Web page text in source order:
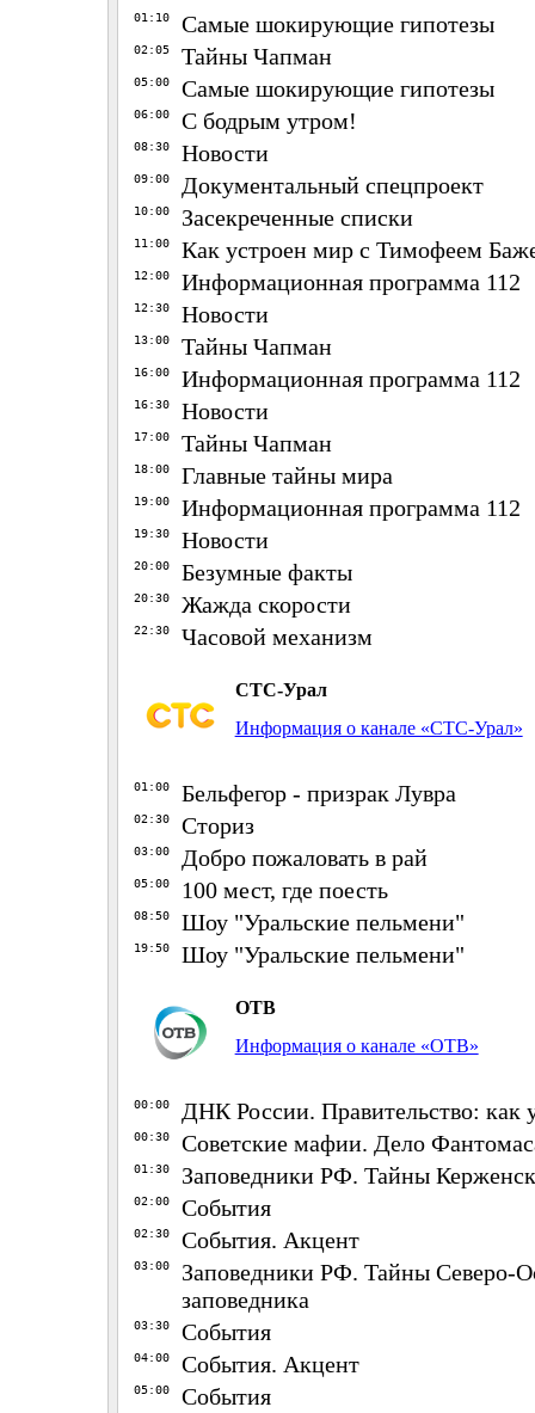
01:10 Самые шокирующие гипотезы
02:05 Тайны Чапман
05:00 Самые шокирующие гипотезы
06:00 С бодрым утром!
08:30 Новости
09:00 Документальный спецпроект
10:00 Засекреченные списки
11:00 Как устроен мир с Тимофеем
12:00 Информационная программа 112
12:30 Новости
13:00 Тайны Чапман
16:00 Информационная программа 112
16:30 Новости
17:00 Тайны Чапман
18:00 Главные тайны мира
19:00 Информационная программа 112
19:30 Новости
20:00 Безумные факты
20:30 Жажда скорости
22:30 Часовой механизм
СТС-Урал
Информация о канале «СТС-Урал»
01:00 Бельфегор - призрак Лувра
02:30 Сториз
03:00 Добро пожаловать в рай
05:00 100 мест, где поесть
08:50 Шоу "Уральские пельмени"
19:50 Шоу "Уральские пельмени"
ОТВ
Информация о канале «ОТВ»
00:00 ДНК России. Правительство: как
00:30 Советские мафии. Дело
01:30 Заповедники РФ. Тайны
02:00 События
02:30 События. Акцент
03:00
Заповедники РФ. Тайны Северо-
заповедника
03:30 События
04:00 События. Акцент
05:00 События